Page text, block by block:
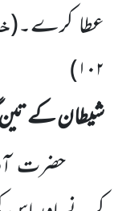
عطا کرے۔(
۱۰۲)
شیطان کے تین
حضرت